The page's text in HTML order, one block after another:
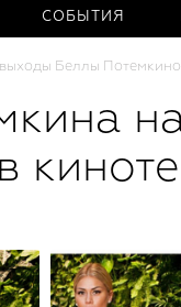
СОБЫТИЯ
выходы Беллы